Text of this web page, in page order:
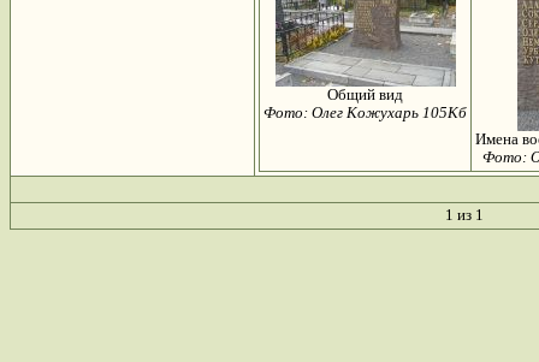
Общий вид
Фото: Олег Кожухарь 105Кб
Имена
Фото:
1 из 1